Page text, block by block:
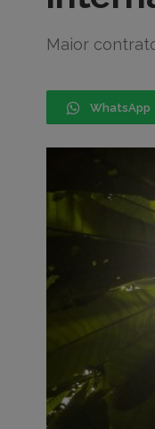
Maior
WhatsApp